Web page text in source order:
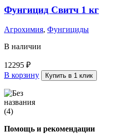
Фунгицид Свитч 1 кг
Агрохимия, Фунгициды
В наличии
12295 ₽
В корзину
Купить в 1 клик
Помощь и рекомендации